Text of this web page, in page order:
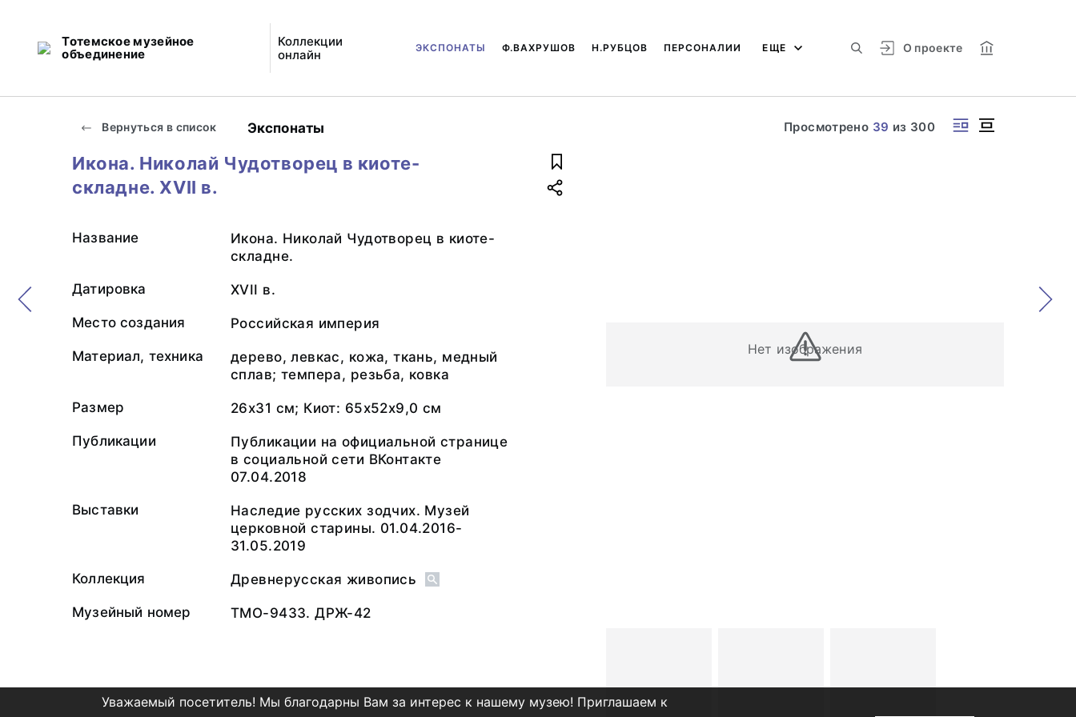
Тотемское музейное
объединение
Коллекции
онлайн
О проекте
ЭКСПОНАТЫ Ф.ВАХРУШОВ Н.РУБЦОВ ПЕРСОНАЛИИ ЕЩЕ
Вернуться в список Экспонаты Просмотрено 39 из 300
Нет изображения
Икона. Николай Чудотворец в киоте-
складне. XVII в.
Название
Икона. Николай Чудотворец в киоте-
складне.
Датировка XVII в.
Место создания Российская империя
Материал, техника
дерево, левкас, кожа, ткань, медный
сплав; темпера, резьба, ковка
Размер 26х31 см; Киот: 65х52х9,0 см
Публикации
Публикации на официальной странице
в социальной сети ВКонтакте
07.04.2018
Выставки
Наследие русских зодчих. Музей
церковной старины. 01.04.2016-
31.05.2019
Коллекция Древнерусская живопись
Музейный номер ТМО-9433. ДРЖ-42
Уважаемый посетитель! Мы благодарны Вам за интерес к нашему музею! Приглашаем к